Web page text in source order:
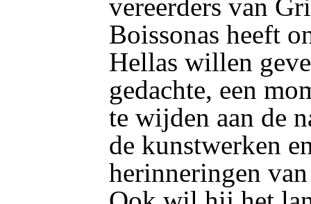
vereerders van
Boissonas heeft
Hellas willen
gedachte, een
te wijden aan de
de kunstwerken
herinneringen